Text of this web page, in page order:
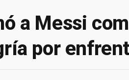
a Messi
por